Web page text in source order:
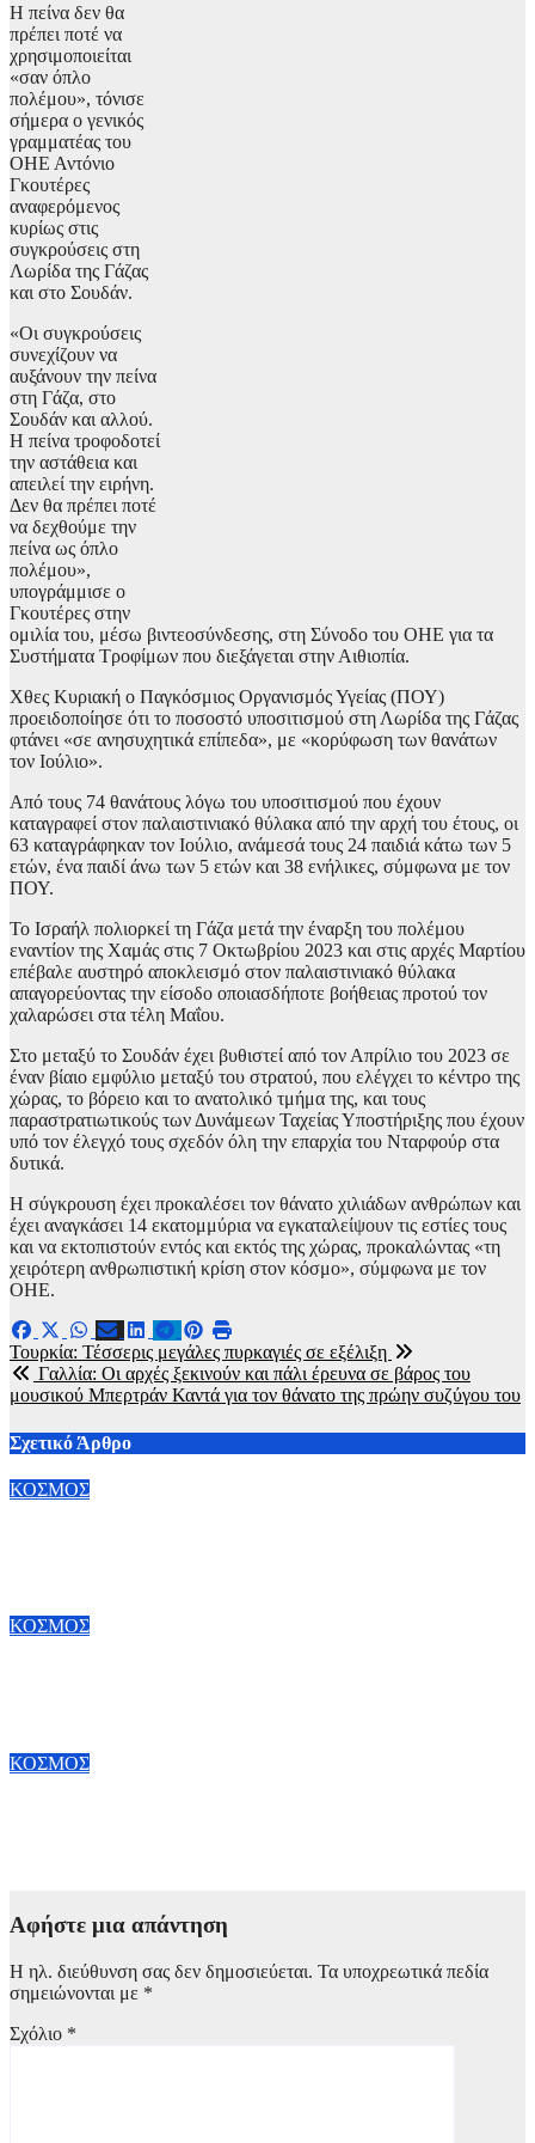
Η πείνα δεν θα
πρέπει ποτέ να
χρησιμοποιείται
«σαν όπλο
πολέμου», τόνισε
σήμερα ο γενικός
γραμματέας του
ΟΗΕ Αντόνιο
Γκουτέρες
αναφερόμενος
κυρίως στις
συγκρούσεις στη
Λωρίδα της Γάζας
και στο Σουδάν.
«Οι συγκρούσεις
συνεχίζουν να
αυξάνουν την πείνα
στη Γάζα, στο
Σουδάν και αλλού.
Η πείνα τροφοδοτεί
την αστάθεια και
απειλεί την ειρήνη.
Δεν θα πρέπει ποτέ
να δεχθούμε την
πείνα ως όπλο
πολέμου»,
υπογράμμισε ο
Γκουτέρες στην
ομιλία του, μέσω βιντεοσύνδεσης, στη Σύνοδο του ΟΗΕ για τα
Συστήματα Τροφίμων που διεξάγεται στην Αιθιοπία.
Χθες Κυριακή ο Παγκόσμιος Οργανισμός Υγείας (ΠΟΥ)
προειδοποίησε ότι το ποσοστό υποσιτισμού στη Λωρίδα της Γάζας
φτάνει «σε ανησυχητικά επίπεδα», με «κορύφωση των θανάτων
τον Ιούλιο».
Από τους 74 θανάτους λόγω του υποσιτισμού που έχουν
καταγραφεί στον παλαιστινιακό θύλακα από την αρχή του έτους, οι
63 καταγράφηκαν τον Ιούλιο, ανάμεσά τους 24 παιδιά κάτω των 5
ετών, ένα παιδί άνω των 5 ετών και 38 ενήλικες, σύμφωνα με τον
ΠΟΥ.
Το Ισραήλ πολιορκεί τη Γάζα μετά την έναρξη του πολέμου
εναντίον της Χαμάς στις 7 Οκτωβρίου 2023 και στις αρχές Μαρτίου
επέβαλε αυστηρό αποκλεισμό στον παλαιστινιακό θύλακα
απαγορεύοντας την είσοδο οποιασδήποτε βοήθειας προτού τον
χαλαρώσει στα τέλη Μαΐου.
Στο μεταξύ το Σουδάν έχει βυθιστεί από τον Απρίλιο του 2023 σε
έναν βίαιο εμφύλιο μεταξύ του στρατού, που ελέγχει το κέντρο της
χώρας, το βόρειο και το ανατολικό τμήμα της, και τους
παραστρατιωτικούς των Δυνάμεων Ταχείας Υποστήριξης που έχουν
υπό τον έλεγχό τους σχεδόν όλη την επαρχία του Νταρφούρ στα
δυτικά.
Η σύγκρουση έχει προκαλέσει τον θάνατο χιλιάδων ανθρώπων και
έχει αναγκάσει 14 εκατομμύρια να εγκαταλείψουν τις εστίες τους
και να εκτοπιστούν εντός και εκτός της χώρας, προκαλώντας «τη
χειρότερη ανθρωπιστική κρίση στον κόσμο», σύμφωνα με τον
ΟΗΕ.
Πλοήγηση
άρθρων
Τουρκία: Τέσσερις μεγάλες πυρκαγιές σε εξέλιξη
Γαλλία: Οι αρχές ξεκινούν και πάλι έρευνα σε βάρος του
μουσικού Μπερτράν Καντά για τον θάνατο της πρώην συζύγου του
Σχετικό Άρθρο
ΚΟΣΜΟΣ
ΚΟΣΜΟΣ
ΚΟΣΜΟΣ
Αφήστε μια απάντηση
Η ηλ. διεύθυνση σας δεν δημοσιεύεται. Τα υποχρεωτικά πεδία
σημειώνονται με *
Σχόλιο *